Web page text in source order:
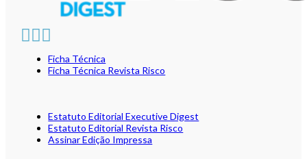
Ficha Técnica
Ficha Técnica Revista Risco
Estatuto Editorial Executive Digest
Estatuto Editorial Revista Risco
Assinar Edição Impressa